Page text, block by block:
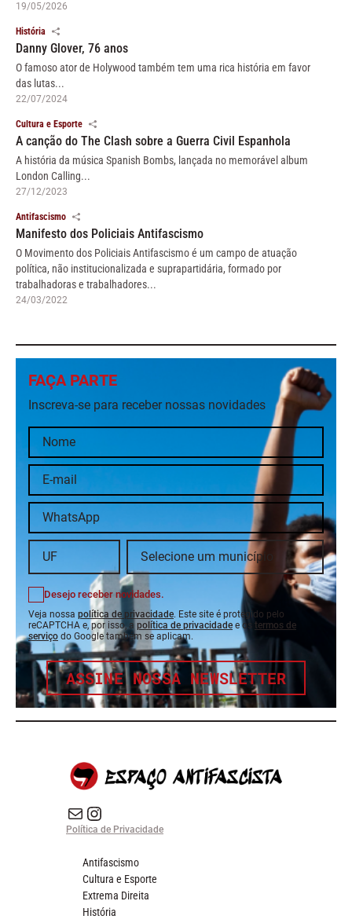
19/05/2026
História
Danny Glover, 76 anos
O famoso ator de Holywood também tem uma rica história em favor
das lutas...
22/07/2024
Cultura e Esporte
A canção do The Clash sobre a Guerra Civil Espanhola
A história da música Spanish Bombs, lançada no memorável album
London Calling...
27/12/2023
Antifascismo
Manifesto dos Policiais Antifascismo
O Movimento dos Policiais Antifascismo é um campo de atuação
política, não institucionalizada e suprapartidária, formado por
trabalhadoras e trabalhadores...
24/03/2022
FAÇA PARTE
Inscreva-se para receber nossas novidades
Desejo receber novidades.
Veja nossa política de privacidade. Este site é protegido pelo
reCAPTCHA e, por isso, a política de privacidade e os termos de
serviço do Google também se aplicam.
ASSINE NOSSA NEWSLETTER
E-mail Instagram do Espaço Antifascista
Política de Privacidade
Antifascismo
Cultura e Esporte
Extrema Direita
História